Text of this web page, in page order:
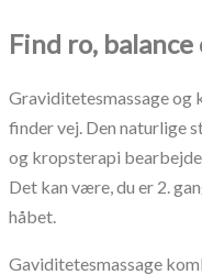
Find ro,
Graviditetesmassage og
finder vej. Den naturlige
og kropsterapi
Det kan være, du er 2.
håbet.
Gaviditetesmassage